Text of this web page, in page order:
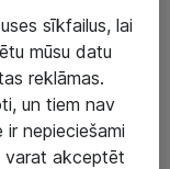
sīkfailus, lai
mūsu datu
reklāmas.
un tiem nav
ir nepieciešami
varat akceptēt